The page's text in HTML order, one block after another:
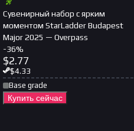
Сувенирный набор с ярким
моментом StarLadder Budapest
Major 2025 — Overpass
-36%
$2.77
$4.33
Base grade
Купить сейчас